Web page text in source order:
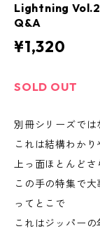
Lightning
Q&A
¥1,320
SOLD OUT
別冊シリーズでは
これは結構わかり
上っ面ほとんどさ
この手の特集で
ってとこで
これはジッパー